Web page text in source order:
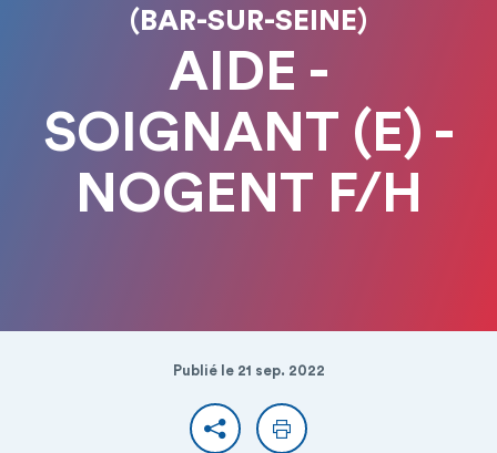
(BAR-SUR-SEINE)
AIDE -
SOIGNANT (E) -
NOGENT F/H
Publié le 21 sep. 2022
PartagerImprimer